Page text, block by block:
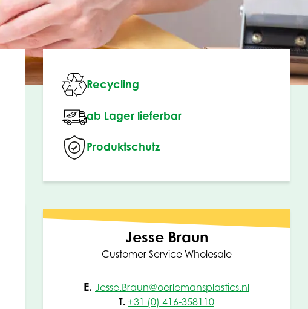
Recycling
ab Lager lieferbar
Produktschutz
Jesse Braun
Customer Service Wholesale
E. Jesse.Braun@oerlemansplastics.nl
T. +31 (0) 416-358110